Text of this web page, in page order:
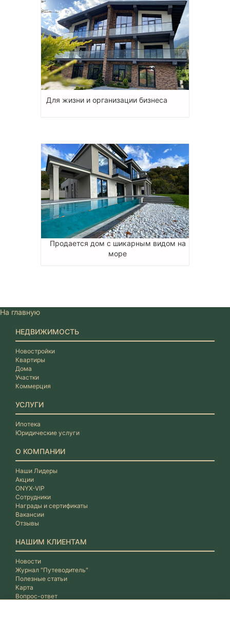
Для жизни и организации бизнеса
Продается дом с шикарным видом на
море
На главную
НЕДВИЖИМОСТЬ
Новостройки
Квартиры
Дома
Участки
Коммерция
УСЛУГИ
Ипотека
Юридические услуги
О КОМПАНИИ
Наши Лидеры
Акции
ONYX-VIP
Сотрудники
Награды и сертификаты
Вакансии
Отзывы
НАШИМ КЛИЕНТАМ
Новости
Журнал "Путеводитель"
Полезные статьи
Карта
Вопрос-ответ